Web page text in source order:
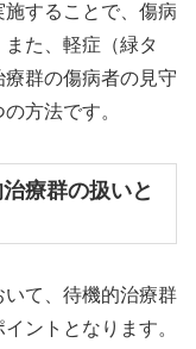
することで、傷病
た、軽症（緑タ
群の傷病者の見守
方法です。
療群の扱いと
いて、待機的治療群
ントとなります。